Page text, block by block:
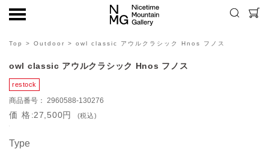
Top > Outdoor > owl classic アウルクラシック Hnos フノス
owl classic アウルクラシック Hnos フノス
2960588-130276
価格27,500円 (税込)
Type